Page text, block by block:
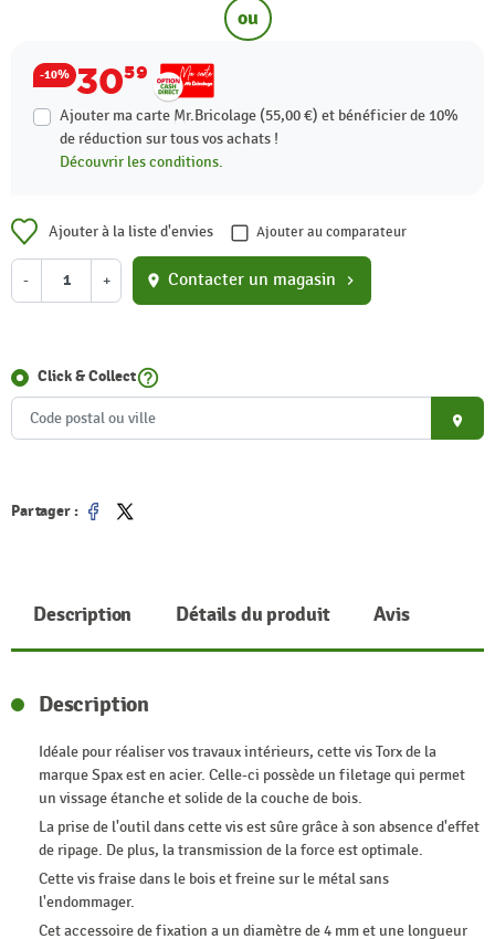
ou
-10% 3059
Ajouter ma carte Mr.Bricolage (55,00 €) et bénéficier de 10%
de réduction sur tous vos achats !
Découvrir les conditions.
Ajouter à la liste d'envies Ajouter au comparateur
- + location_on Contacter un magasin chevron_right
Click & Collecthelp_outline
place
Partager :
Partager
Tweet
Description Détails du produit Avis
Description
Idéale pour réaliser vos travaux intérieurs, cette vis Torx de la
marque Spax est en acier. Celle-ci possède un filetage qui permet
un vissage étanche et solide de la couche de bois.
La prise de l'outil dans cette vis est sûre grâce à son absence d'effet
de ripage. De plus, la transmission de la force est optimale.
Cette vis fraise dans le bois et freine sur le métal sans
l'endommager.
Cet accessoire de fixation a un diamètre de 4 mm et une longueur